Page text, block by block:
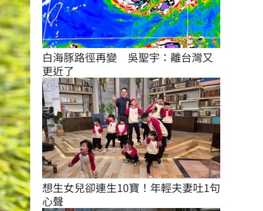
白海豚路徑再變　吳聖宇：離台灣又
更近了
想生女兒卻連生10寶！年輕夫妻吐1句
心聲